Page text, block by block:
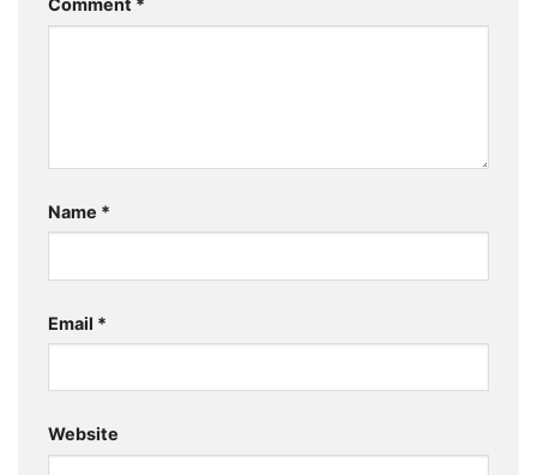
Comment *
Name *
Email *
Website